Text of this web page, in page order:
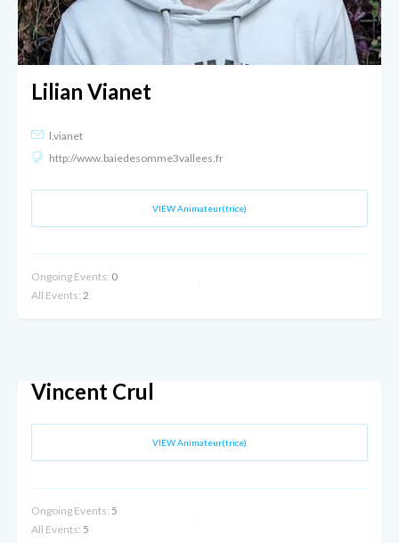
Lilian Vianet
l.vianet
http://www.baiedesomme3vallees.fr
VIEW Animateur(trice)
Ongoing Events: 0
All Events: 2
Vincent Crul
VIEW Animateur(trice)
Ongoing Events: 5
All Events: 5